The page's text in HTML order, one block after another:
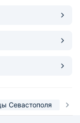
Севастополя